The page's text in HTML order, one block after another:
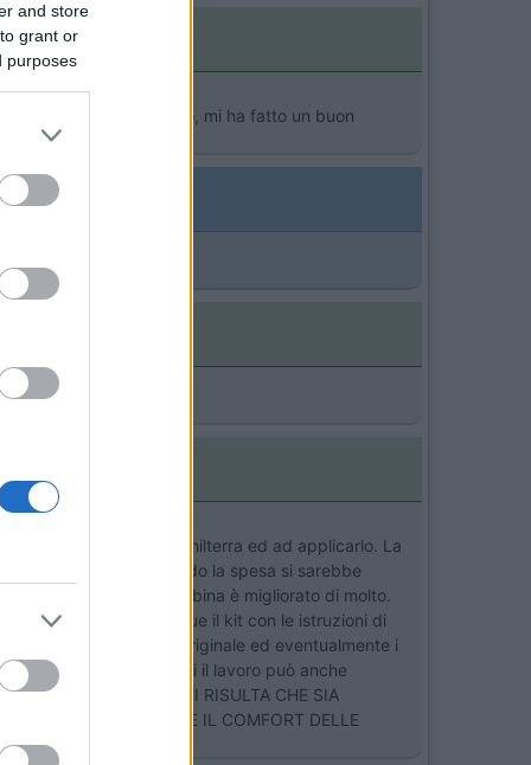
and store
grant or
purposes
nel bergamasco, mi ha fatto un buon
il prodotto dall'Inghilterra ed ad applicarlo. La
da Crucitti di Varedo la spesa si sarebbe
ed il comfort in cabina è migliorato di molto.
invia ovunque il kit con le istruzioni di
il tappetino originale ed eventualmente i
abile con le mani il lavoro può anche
IL FORNITORE MA MI RISULTA CHE SIA
PER MIGLIORARE IL COMFORT DELLE